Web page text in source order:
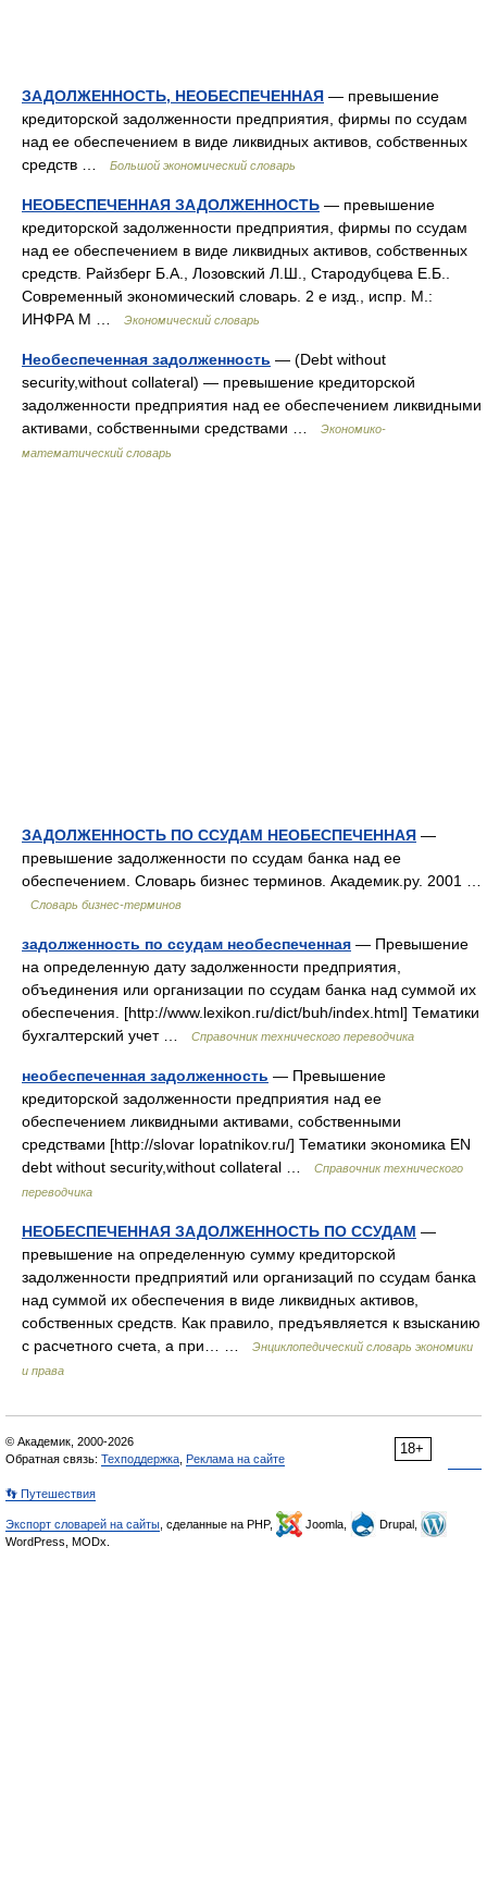
ЗАДОЛЖЕННОСТЬ, НЕОБЕСПЕЧЕННАЯ — превышение
кредиторской задолженности предприятия, фирмы по ссудам
над ее обеспечением в виде ликвидных активов, собственных
средств …
Большой экономический словарь
НЕОБЕСПЕЧЕННАЯ ЗАДОЛЖЕННОСТЬ — превышение
кредиторской задолженности предприятия, фирмы по ссудам
над ее обеспечением в виде ликвидных активов, собственных
средств. Райзберг Б.А., Лозовский Л.Ш., Стародубцева Е.Б..
Современный экономический словарь. 2 е изд., испр. М.:
ИНФРА М …
Экономический словарь
Необеспеченная задолженность — (Debt without
security,without collateral) — превышение кредиторской
задолженности предприятия над ее обеспечением ликвидными
активами, собственными средствами …
Экономико-
математический словарь
ЗАДОЛЖЕННОСТЬ ПО ССУДАМ НЕОБЕСПЕЧЕННАЯ —
превышение задолженности по ссудам банка над ее
обеспечением. Словарь бизнес терминов. Академик.ру. 2001 …
Словарь бизнес-терминов
задолженность по ссудам необеспеченная — Превышение
на определенную дату задолженности предприятия,
объединения или организации по ссудам банка над суммой их
обеспечения. [http://www.lexikon.ru/dict/buh/index.html] Тематики
бухгалтерский учет …
Справочник технического переводчика
необеспеченная задолженность — Превышение
кредиторской задолженности предприятия над ее
обеспечением ликвидными активами, собственными
средствами [http://slovar lopatnikov.ru/] Тематики экономика EN
debt without security,without collateral …
Справочник технического
переводчика
НЕОБЕСПЕЧЕННАЯ ЗАДОЛЖЕННОСТЬ ПО ССУДАМ —
превышение на определенную сумму кредиторской
задолженности предприятий или организаций по ссудам банка
над суммой их обеспечения в виде ликвидных активов,
собственных средств. Как правило, предъявляется к взысканию
с расчетного счета, а при… …
Энциклопедический словарь экономики
и права
18+
© Академик, 2000-2026
Обратная связь: Техподдержка Реклама на сайте
👣 Путешествия
Экспорт словарей на сайты , сделанные на PHP, Joomla,
Drupal,
WordPress, MODx.